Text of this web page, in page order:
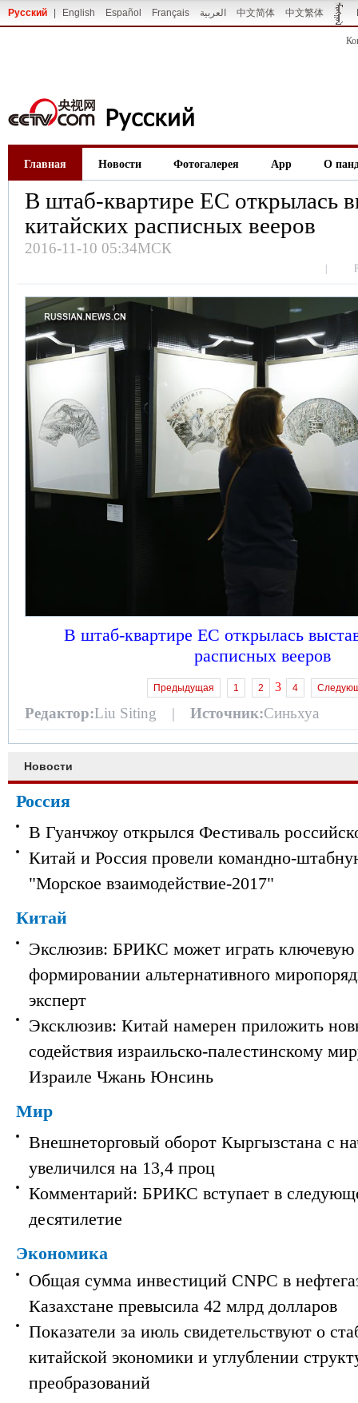
Русский English Español Français العربية 中文简体 中文繁体
Главная Новости Фотогалерея App О
В штаб-квартире ЕС открылась
китайских расписных вееров
2016-11-10 05:34МСК
В штаб-квартире ЕС открылась
расписных вееров
Предыдущая 1 2 3 4
Редактор:Liu Siting | Источник:Синьхуа
Новости
Россия
В Гуанчжоу открылся Фестиваль
Китай и Россия провели командно-
"Морское взаимодействие-2017"
Китай
Экслюзив: БРИКС может играть ключевую
формировании альтернативного
эксперт
Эксклюзив: Китай намерен приложить
содействия израильско-палестинскому
Израиле Чжань Юнсинь
Мир
Внешнеторговый оборот Кыргызстана с
увеличился на 13,4 проц
Комментарий: БРИКС вступает в
десятилетие
Экономика
Общая сумма инвестиций CNPC в
Казахстане превысила 42 млрд долларов
Показатели за июль свидетельствуют о
китайской экономики и углублении
преобразований